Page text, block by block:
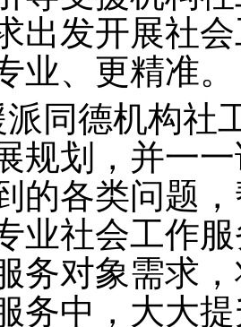
出发开展社
业、更精准。
派同德机构社
规划 ，并一
的各类问题，
业社会工作
务对象需求 ，
务中， 大大